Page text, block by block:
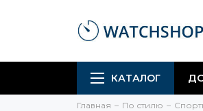
КАТАЛОГ
Главная По стилю